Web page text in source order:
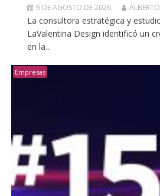
6 DE AGOSTO DE 2026
La consultora estratégica y
LaValentina Design identificó un
en la...
Empresas